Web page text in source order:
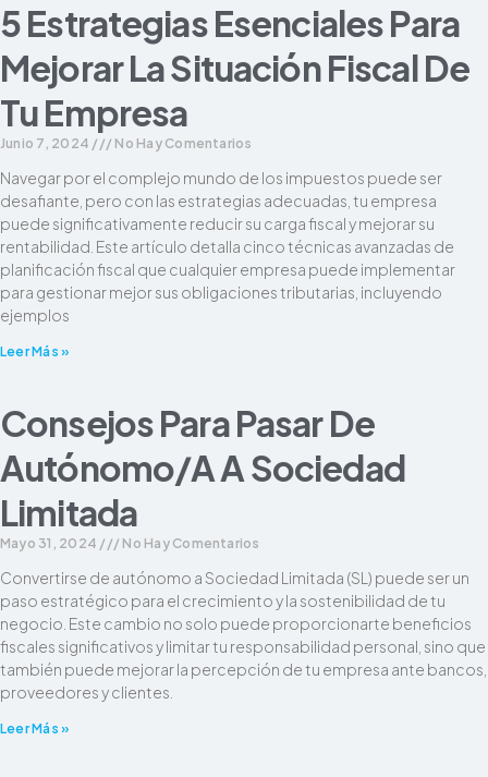
5 Estrategias Esenciales Para
Mejorar La Situación Fiscal De
Tu Empresa
Junio 7, 2024 No Hay Comentarios
Navegar por el complejo mundo de los impuestos puede ser
desafiante, pero con las estrategias adecuadas, tu empresa
puede significativamente reducir su carga fiscal y mejorar su
rentabilidad. Este artículo detalla cinco técnicas avanzadas de
planificación fiscal que cualquier empresa puede implementar
para gestionar mejor sus obligaciones tributarias, incluyendo
ejemplos
Leer Más »
Consejos Para Pasar De
Autónomo/a A Sociedad
Limitada
Mayo 31, 2024 No Hay Comentarios
Convertirse de autónomo a Sociedad Limitada (SL) puede ser un
paso estratégico para el crecimiento y la sostenibilidad de tu
negocio. Este cambio no solo puede proporcionarte beneficios
fiscales significativos y limitar tu responsabilidad personal, sino que
también puede mejorar la percepción de tu empresa ante bancos,
proveedores y clientes.
Leer Más »